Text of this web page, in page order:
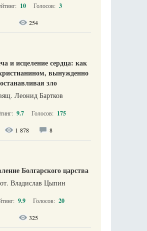
10 Голосов: 3
254
и исцеление сердца: как
вынужденно
останавливая зло
Леонид Бартков
9.7 Голосов: 175
1 878 8
Болгарского царства
Владислав Цыпин
9.9 Голосов: 20
325